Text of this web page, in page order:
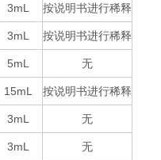
3mL 按说明书进行稀释
3mL 按说明书进行稀释
5mL 无
15mL 按说明书进行稀释
3mL 无
3mL 无